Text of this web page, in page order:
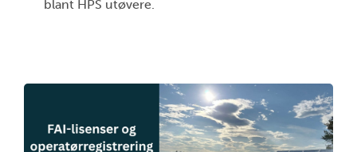
blant HPS utøvere.